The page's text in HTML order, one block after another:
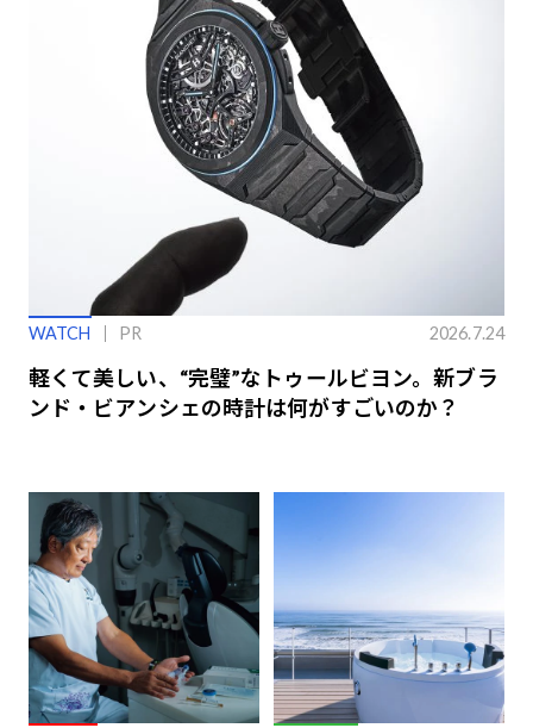
WATCH PR 2026.7.24
軽くて美しい、“完璧”なトゥールビヨン。新ブラ
ンド・ビアンシェの時計は何がすごいのか？